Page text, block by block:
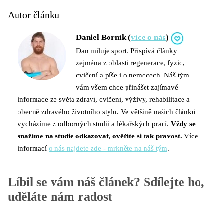
Autor článku
Daniel Borník (více o nás)
Dan miluje sport. Přispívá články
zejména z oblasti regenerace, fyzio,
cvičení a píše i o nemocech. Náš tým
vám všem chce přinášet zajímavé
informace ze světa zdraví, cvičení, výživy, rehabilitace a
obecně zdravého životního stylu. Ve většině našich článků
vycházíme z odborných studií a lékařských prací. Vždy se
snažíme na studie odkazovat, ověříte si tak pravost. Více
informací o nás najdete zde - mrkněte na náš tým.
Líbil se vám náš článek? Sdílejte ho,
uděláte nám radost